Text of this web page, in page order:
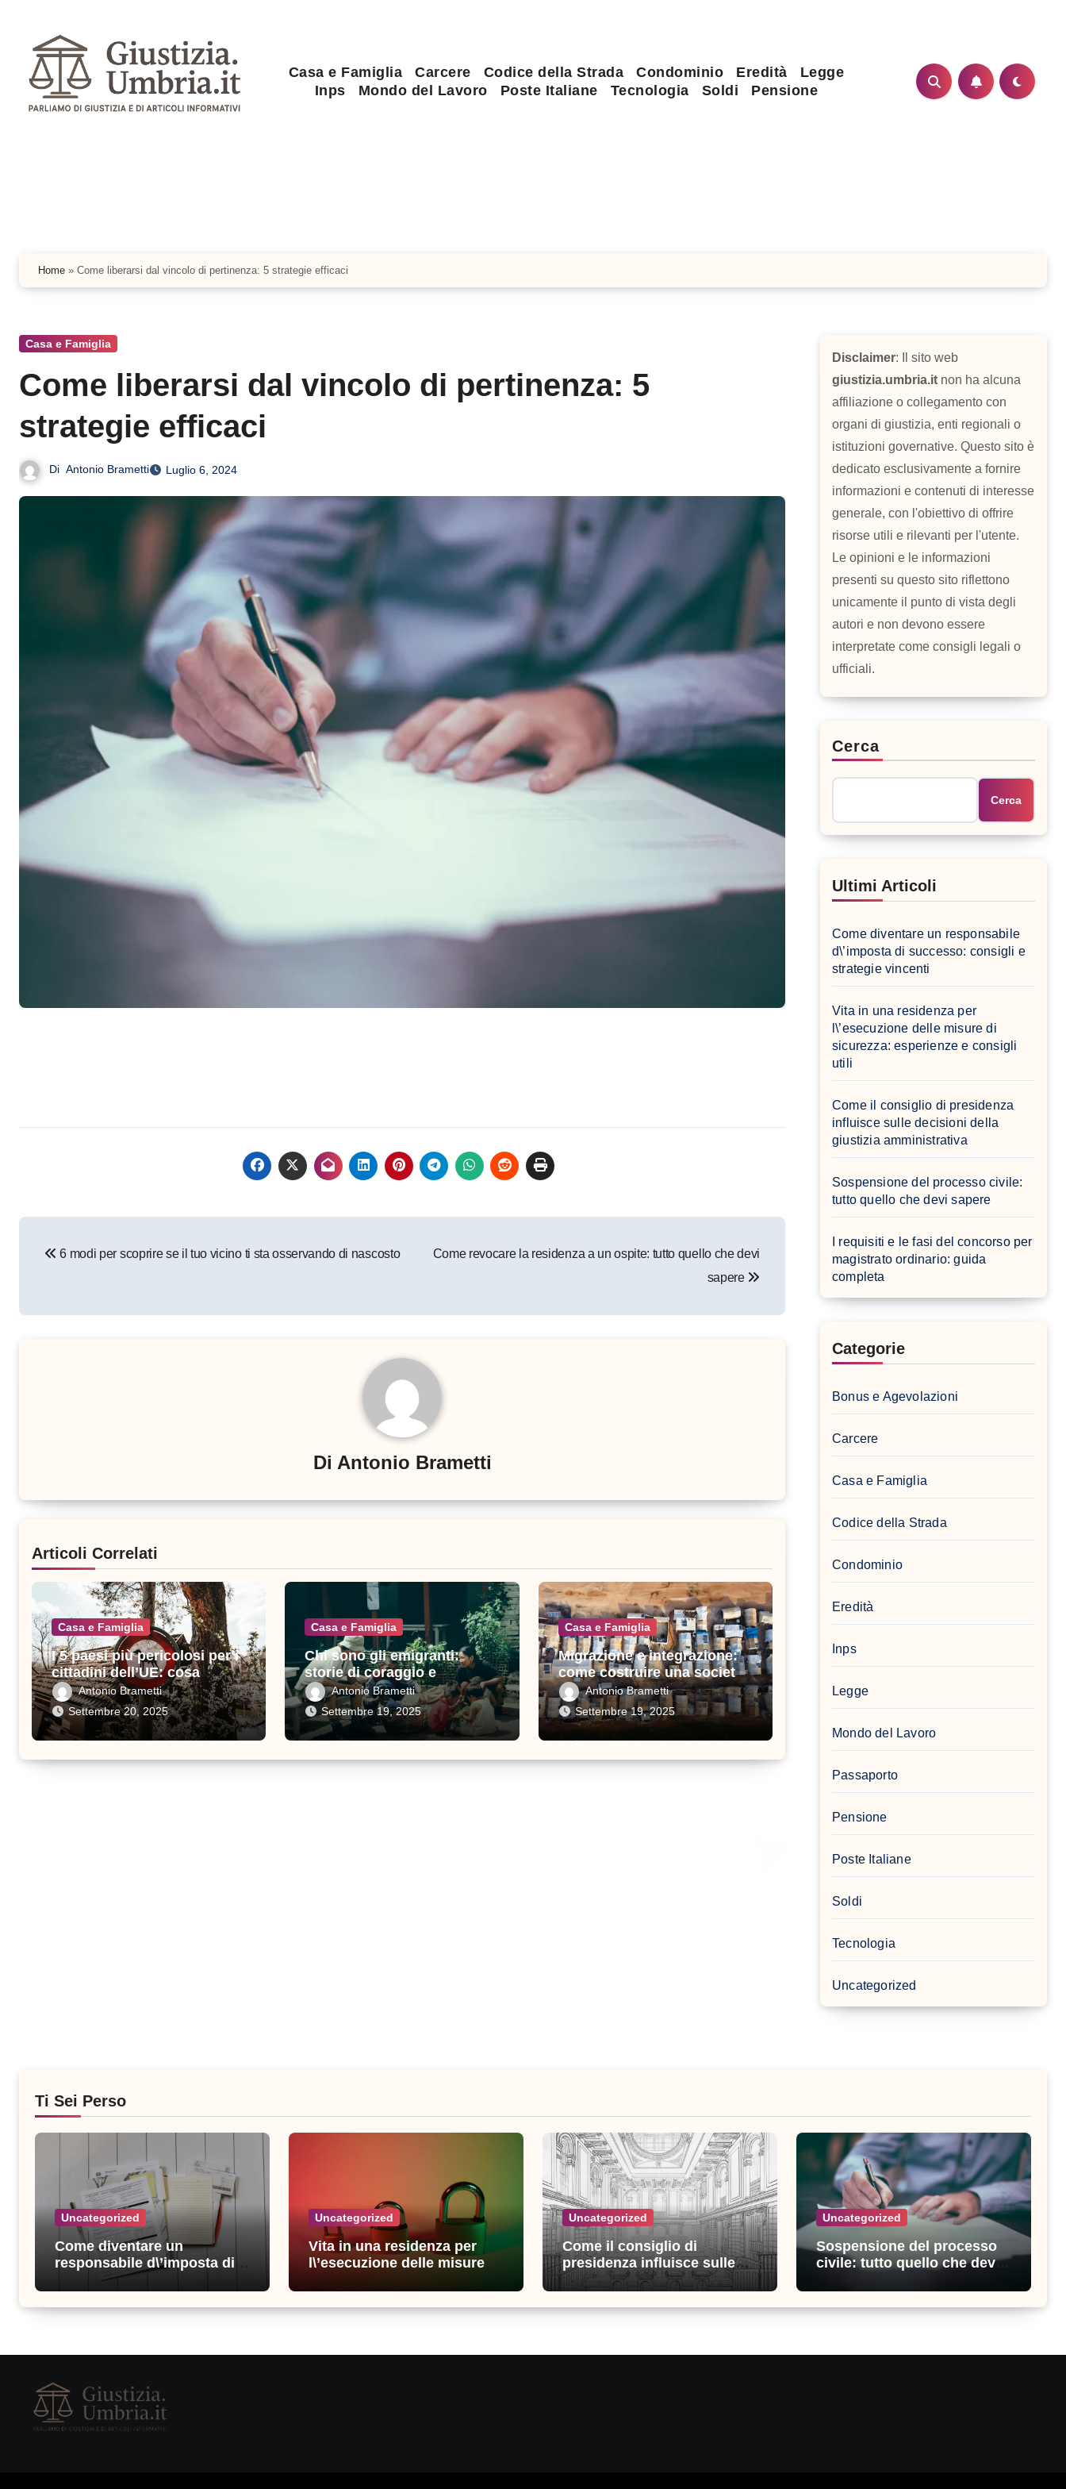
contenuto
Casa e Famiglia Carcere Codice della Strada Condominio Eredità
Legge
Inps
Mondo del Lavoro Poste Italiane Tecnologia Soldi Pensione
Home » Come liberarsi dal vincolo di pertinenza: 5 strategie efficaci
Casa e Famiglia
Come liberarsi dal vincolo di pertinenza: 5
strategie efficaci
Di Antonio Brametti Luglio 6, 2024
articoli
6 modi per scoprire se il tuo vicino ti sta osservando di nascosto
Come revocare la residenza a un ospite: tutto quello che devi
sapere
Di Antonio Brametti
Articoli Correlati
Casa e Famiglia
I 5 paesi più pericolosi per i
cittadini dell’UE: cosa
sapere prima di viaggiare
Antonio Brametti
Settembre 20, 2025
Casa e Famiglia
Chi sono gli emigranti:
storie di coraggio e
sacrificio
Antonio Brametti
Settembre 19, 2025
Casa e Famiglia
Migrazione e integrazione:
come costruire una società
inclusiva in Italia
Antonio Brametti
Settembre 19, 2025
Disclaimer: Il sito web
giustizia.umbria.it non ha alcuna
affiliazione o collegamento con
organi di giustizia, enti regionali o
istituzioni governative. Questo sito è
dedicato esclusivamente a fornire
informazioni e contenuti di interesse
generale, con l'obiettivo di offrire
risorse utili e rilevanti per l'utente.
Le opinioni e le informazioni
presenti su questo sito riflettono
unicamente il punto di vista degli
autori e non devono essere
interpretate come consigli legali o
ufficiali.
Cerca
Cerca
Ultimi Articoli
Come diventare un responsabile
d\’imposta di successo: consigli e
strategie vincenti
Vita in una residenza per
l\’esecuzione delle misure di
sicurezza: esperienze e consigli
utili
Come il consiglio di presidenza
influisce sulle decisioni della
giustizia amministrativa
Sospensione del processo civile:
tutto quello che devi sapere
I requisiti e le fasi del concorso per
magistrato ordinario: guida
completa
Categorie
Bonus e Agevolazioni
Carcere
Casa e Famiglia
Codice della Strada
Condominio
Eredità
Inps
Legge
Mondo del Lavoro
Passaporto
Pensione
Poste Italiane
Soldi
Tecnologia
Uncategorized
Ti Sei Perso
Uncategorized
Come diventare un
responsabile d\’imposta di
successo: consigli e
strategie vincenti
Uncategorized
Vita in una residenza per
l\’esecuzione delle misure di
consigli utili
Uncategorized
Come il consiglio di
presidenza influisce sulle
decisioni della giustizia
amministrativa
Uncategorized
Sospensione del processo
civile: tutto quello che devi